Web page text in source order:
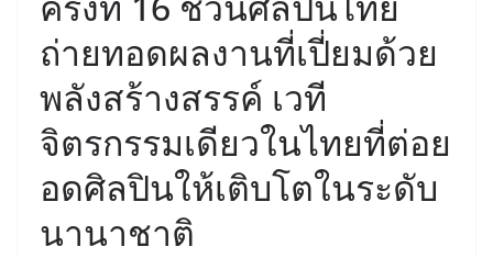
ถ่ายทอดผลงานที่เปี่ยมด้วย
พลังสร้างสรรค์ เวที
จิตรกรรมเดียวในไทยที่ต่อย
อดศิลปินให้เติบโตในระดับ
นานาชาติ